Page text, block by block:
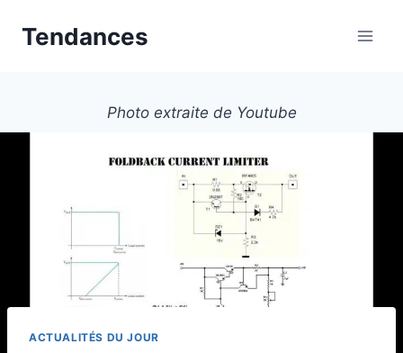
Tendances
Photo extraite de Youtube
ACTUALITÉS DU JOUR